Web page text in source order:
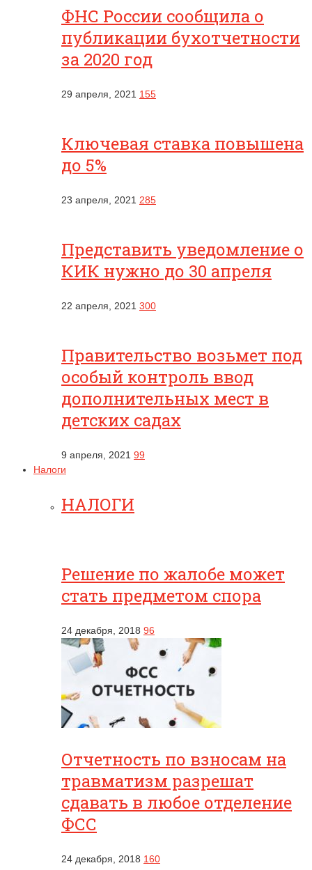
ФНС России сообщила о
публикации бухотчетности
за 2020 год
29 апреля, 2021 155
Ключевая ставка повышена
до 5%
23 апреля, 2021 285
Представить уведомление о
КИК нужно до 30 апреля
22 апреля, 2021 300
Правительство возьмет под
особый контроль ввод
дополнительных мест в
детских садах
9 апреля, 2021 99
Налоги
НАЛОГИ
Решение по жалобе может
стать предметом спора
24 декабря, 2018 96
Отчетность по взносам на
травматизм разрешат
сдавать в любое отделение
ФСС
24 декабря, 2018 160